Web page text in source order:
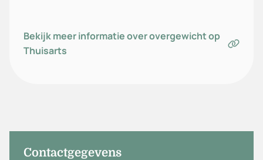
Bekijk meer informatie over overgewicht op
Thuisarts
Contactgegevens